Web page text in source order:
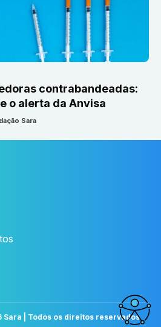
contrabandeadas:
o alerta da Anvisa
Sara
Sara | Todos os direitos reservados